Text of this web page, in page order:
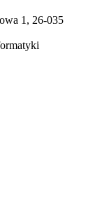
1, 26-035